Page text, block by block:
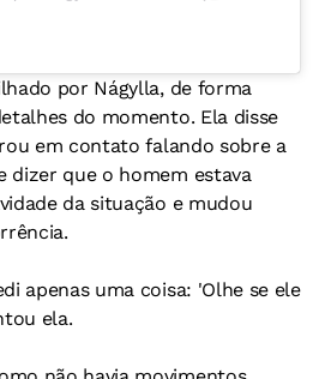
por Nágylla, de forma
do momento. Ela disse
em contato falando sobre a
dizer que o homem estava
da situação e mudou
apenas uma coisa: 'Olhe se ele
ela.